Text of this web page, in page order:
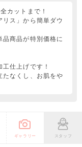
カットまで！
ス」から簡単ダウ
商品が特別価格に
仕上げです！
たなくし、お肌をや
ギャラリー スタッフ